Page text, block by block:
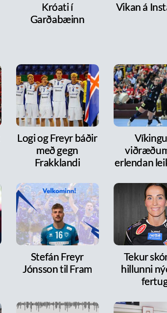
Króati í
Garðabæinn
Vikan á
Logi og Freyr báðir
með gegn
Frakklandi
erlendan
Stefán Freyr
Jónsson til Fram
Tekur
hillunni